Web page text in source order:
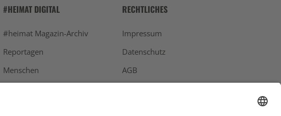
#HEIMAT DIGITAL
#heimat Magazin-Archiv
Reportagen
Menschen
RECHTLICHES
Impressum
Datenschutz
AGB